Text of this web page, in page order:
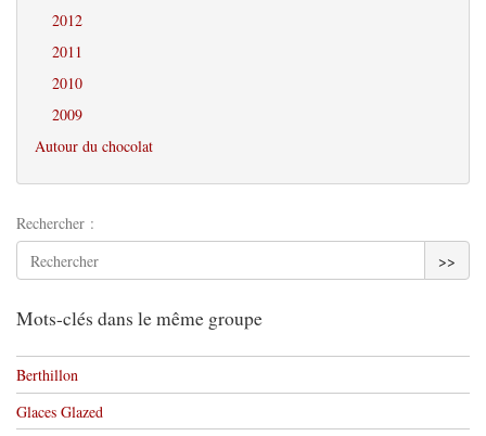
2012
2011
2010
2009
Autour du chocolat
Rechercher :
>>
Mots-clés dans le même groupe
Berthillon
Glaces Glazed